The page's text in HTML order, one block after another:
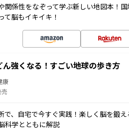
関係性をなぞって学ぶ新しい地図本！
て脳もイキイキ！
ん強くなる！すごい地球の歩き方
康
売
で、自宅で今すぐ実践！楽しく脳を鍛
科学とともに解説